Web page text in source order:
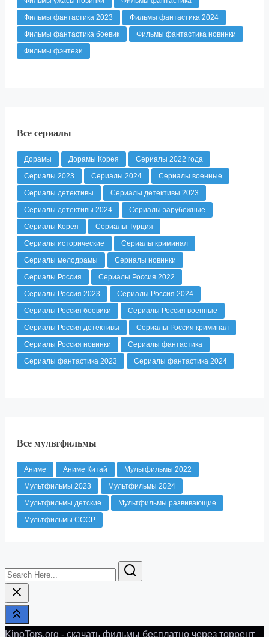
Фильмы фантастика 2023
Фильмы фантастика 2024
Фильмы фантастика боевик
Фильмы фантастика новинки
Фильмы фэнтези
Все сериалы
Дорамы Дорамы Корея
Сериалы 2022 года
Сериалы 2023
Сериалы 2024
Сериалы военные
Сериалы детективы
Сериалы детективы 2023
Сериалы детективы 2024
Сериалы зарубежные
Сериалы Корея
Сериалы Турция
Сериалы исторические
Сериалы криминал
Сериалы мелодрамы
Сериалы новинки
Сериалы Россия
Сериалы Россия 2022
Сериалы Россия 2023
Сериалы Россия 2024
Сериалы Россия боевики
Сериалы Россия военные
Сериалы Россия детективы
Сериалы Россия криминал
Сериалы Россия новинки
Сериалы фантастика
Сериалы фантастика 2023
Сериалы фантастика 2024
Все мультфильмы
Аниме Аниме Китай
Мультфильмы 2022
Мультфильмы 2023
Мультфильмы 2024
Мультфильмы детские
Мультфильмы развивающие
Мультфильмы СССР
Search
Here...
KinoTors.org - скачать фильмы бесплатно через торрент